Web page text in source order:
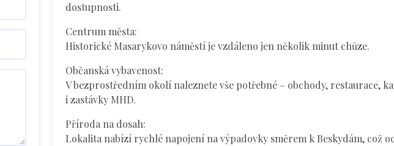
dostupnosti.
Centrum města:
Historické Masarykovo náměstí je vzdáleno jen několik minut chůze.
Občanská vybavenost:
V bezprostředním okolí naleznete vše potřebné – obchody, restaurace,
i zastávky MHD.
Příroda na dosah:
Lokalita nabízí rychlé napojení na výpadovky směrem k Beskydám, což